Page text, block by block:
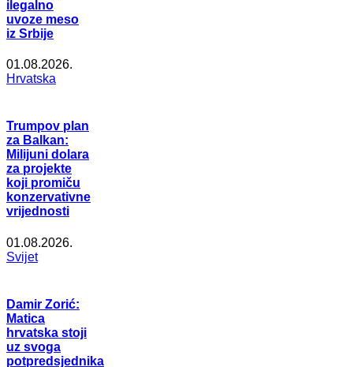
ilegalno
uvoze meso
iz Srbije
01.08.2026.
Hrvatska
Trumpov plan
za Balkan:
Milijuni dolara
za projekte
koji promiču
konzervativne
vrijednosti
01.08.2026.
Svijet
Damir Zorić:
Matica
hrvatska stoji
uz svoga
potpredsjednika